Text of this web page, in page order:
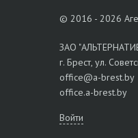
© 2016 - 2026
ЗАО
г. Брест, ул.
office@a-brest.by
office.a-brest.by
Войти